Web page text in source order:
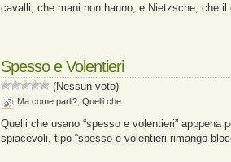
cavalli, che mani non hanno, e Nietzsche, che il
Spesso e Volentieri
(Nessun voto)
Ma come parli? Quelli che
Quelli che usano “spesso e volentieri” apppena
spiacevoli, tipo “spesso e volentieri rimango